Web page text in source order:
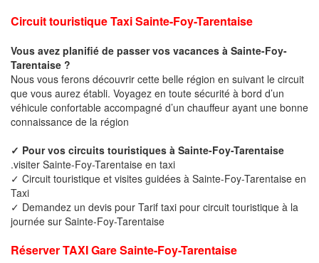
Circuit touristique Taxi Sainte-Foy-Tarentaise
Vous avez planifié de passer vos vacances à Sainte-Foy-
Tarentaise ?
Nous vous ferons découvrir cette belle région en suivant le circuit
que vous aurez établi. Voyagez en toute sécurité à bord d’un
véhicule confortable accompagné d’un chauffeur ayant une bonne
connaissance de la région
✓ Pour vos circuits touristiques à Sainte-Foy-Tarentaise
.visiter Sainte-Foy-Tarentaise en taxi
✓ Circuit touristique et visites guidées à Sainte-Foy-Tarentaise en
Taxi
✓ Demandez un devis pour Tarif taxi pour circuit touristique à la
journée sur Sainte-Foy-Tarentaise
Réserver TAXI Gare Sainte-Foy-Tarentaise